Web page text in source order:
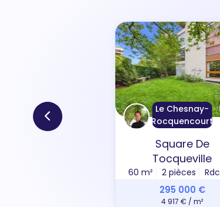
Le Chesnay-
Rocquencourt
Square De
Tocqueville
60 m² 2 pièces Rdc
295 000 €
4 917 € / m²